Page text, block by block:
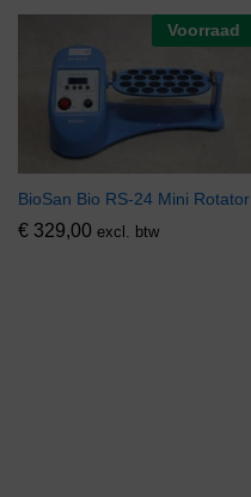
Voorraad
BioSan Bio RS-24 Mini Rotator
€ 329,00 excl. btw